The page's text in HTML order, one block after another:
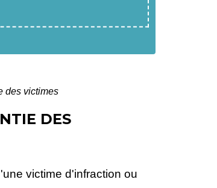
des victimes
DES
victime d'infraction ou